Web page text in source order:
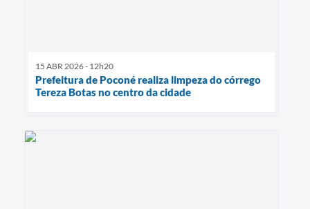
15 ABR 2026 - 12h20
Prefeitura de Poconé realiza limpeza do córrego
Tereza Botas no centro da cidade